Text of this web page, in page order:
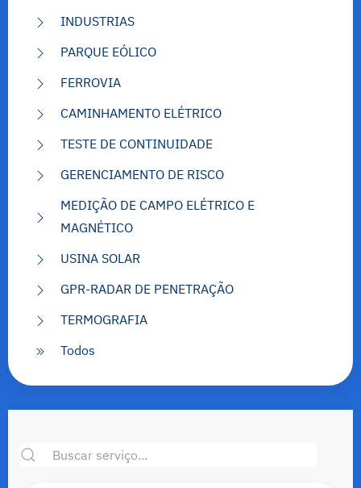
INDUSTRIAS
PARQUE EÓLICO
FERROVIA
CAMINHAMENTO ELÉTRICO
TESTE DE CONTINUIDADE
GERENCIAMENTO DE RISCO
MEDIÇÃO DE CAMPO ELÉTRICO E
MAGNÉTICO
USINA SOLAR
GPR-RADAR DE PENETRAÇÃO
TERMOGRAFIA
Todos